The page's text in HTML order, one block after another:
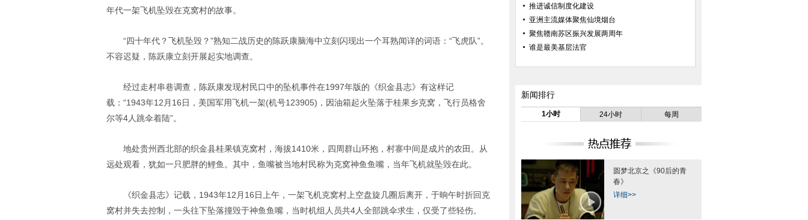
年代一架飞机坠毁在克窝村的故事。
“四十年代？飞机坠毁？”熟知二战历史的陈跃康脑海中立刻闪现出一个耳熟闻详的词语：“飞虎队”。
不容迟疑，陈跃康立刻开展起实地调查。
经过走村串巷调查，陈跃康发现村民口中的坠机事件在1997年版的《织金县志》有这样记
载：“1943年12月16日，美国军用飞机一架(机号123905)，因油箱起火坠落于桂果乡克窝，飞行员格舍
尔等4人跳伞着陆”。
地处贵州西北部的织金县桂果镇克窝村，海拔1410米，四周群山环抱，村寨中间是成片的农田。从
远处观看，犹如一只肥胖的鲤鱼。其中，鱼嘴被当地村民称为克窝神鱼鱼嘴，当年飞机就坠毁在此。
《织金县志》记载，1943年12月16日上午，一架飞机克窝村上空盘旋几圈后离开，于晌午时折回克
窝村并失去控制，一头往下坠落撞毁于神鱼鱼嘴，当时机组人员共4人全部跳伞求生，仅受了些轻伤。
推进诚信制度化建设
亚洲主流媒体聚焦仙境烟台
聚焦赣南苏区振兴发展两周年
谁是最美基层法官
新闻排行
1小时 24小时 每周
圆梦北京之《90后的青
春》
详细>>